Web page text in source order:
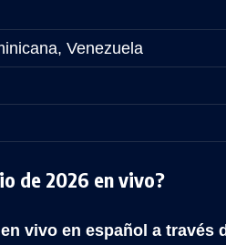
Venezuela
de 2026 en vivo?
vivo en español a través